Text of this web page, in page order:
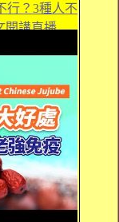
行？3種人不
開講直播